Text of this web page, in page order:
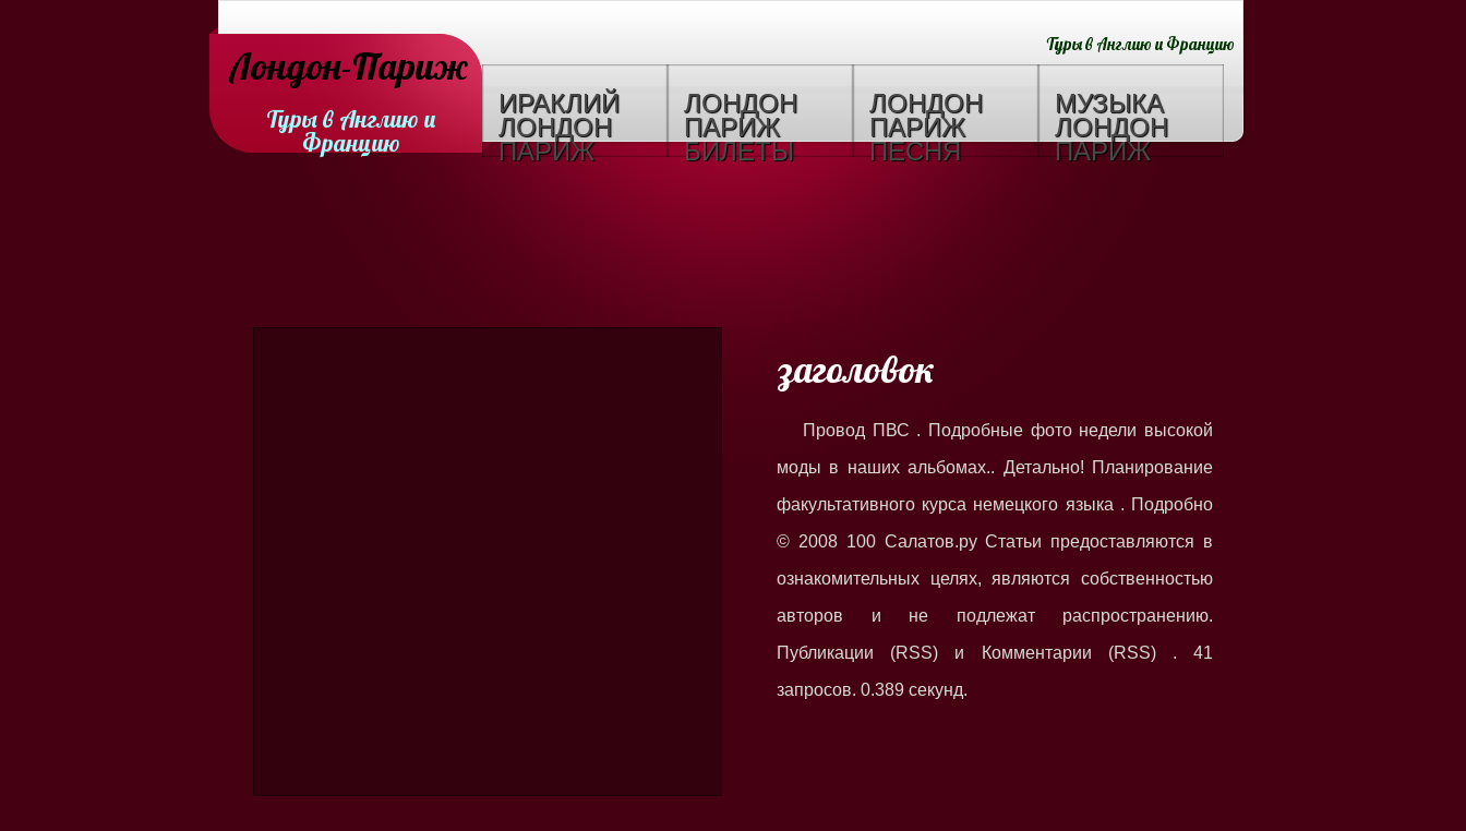
Лондон-Париж
Туры в Англию и
Францию
Туры в Англию и Францию
ИРАКЛИЙ
ЛОНДОН
ПАРИЖ
ЛОНДОН
ПАРИЖ
БИЛЕТЫ
ЛОНДОН
ПАРИЖ
ПЕСНЯ
МУЗЫКА
ЛОНДОН
ПАРИЖ
заголовок
Провод ПВС . Подробные фото недели высокой
моды в наших альбомах.. Детально! Планирование
факультативного курса немецкого языка . Подробно
© 2008 100 Салатов.ру Cтатьи предоставляются в
ознакомительных целях, являются собственностью
авторов и не подлежат распространению.
Публикации (RSS) и Комментарии (RSS) . 41
запросов. 0.389 секунд.